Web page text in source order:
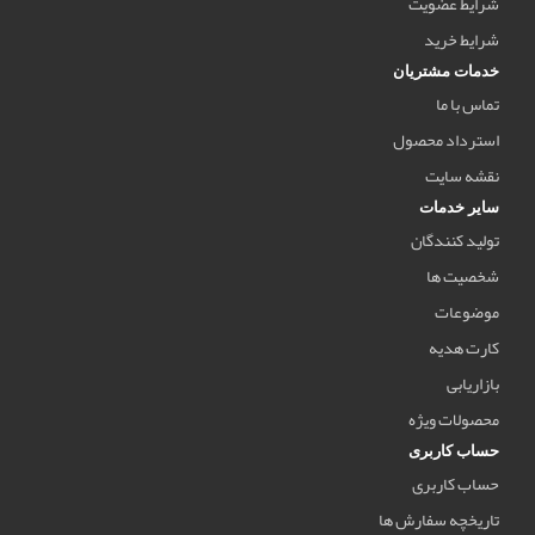
شرایط خرید
خدمات مشتریان
تماس با ما
استرداد محصول
نقشه سایت
سایر خدمات
تولید کنندگان
شخصیت ها
موضوعات
کارت هدیه
بازاریابی
محصولات ویژه
حساب کاربری
حساب کاربری
تاریخچه سفارش ها